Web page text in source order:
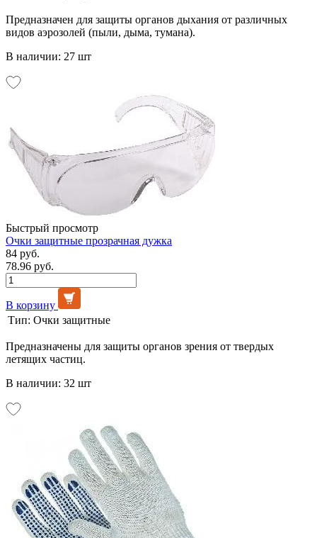
Предназначен для защиты органов дыхания от различных
видов аэрозолей (пыли, дыма, тумана).
В наличии: 27 шт
Быстрый просмотр
Очки защитные прозрачная дужка
84 руб.
78.96 руб.
В корзину
Тип: Очки защитные
Предназначены для защиты органов зрения от твердых
летящих частиц.
В наличии: 32 шт